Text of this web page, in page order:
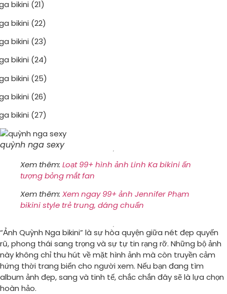
quỳnh nga sexy
Xem thêm: Loạt 99+ hình ảnh Linh Ka bikini ấn
tượng bỏng mắt fan
Xem thêm: Xem ngay 99+ ảnh Jennifer Phạm
bikini style trẻ trung, dáng chuẩn
“Ảnh Quỳnh Nga bikini” là sự hòa quyện giữa nét đẹp quyến
rũ, phong thái sang trọng và sự tự tin rạng rỡ. Những bộ ảnh
này không chỉ thu hút về mặt hình ảnh mà còn truyền cảm
hứng thời trang biển cho người xem. Nếu bạn đang tìm
album ảnh đẹp, sang và tinh tế, chắc chắn đây sẽ là lựa chọn
hoàn hảo.